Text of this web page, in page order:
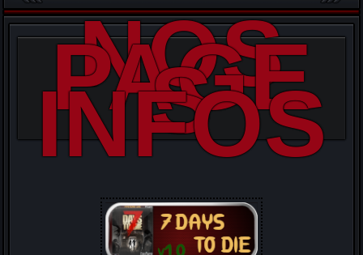
NOS
PAGE
S
INFOS